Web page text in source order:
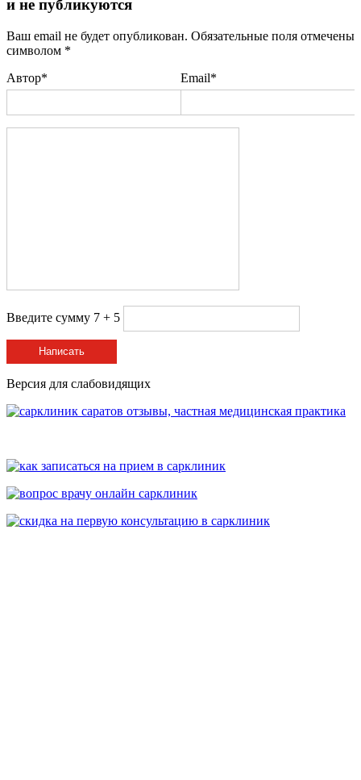
и не публикуются
Ваш email не будет опубликован. Обязательные поля отмечены
символом *
Автор*
Email*
Введите сумму 7 + 5
Написать
Версия для слабовидящих